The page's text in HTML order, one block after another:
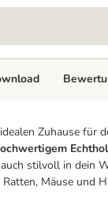
Zuhause für
stilvoll in dein
Mäuse und